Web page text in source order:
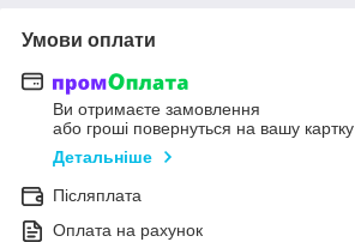
Умови оплати
Ви отримаєте замовлення
або гроші повернуться на вашу картку
Детальніше
Післяплата
Оплата на рахунок